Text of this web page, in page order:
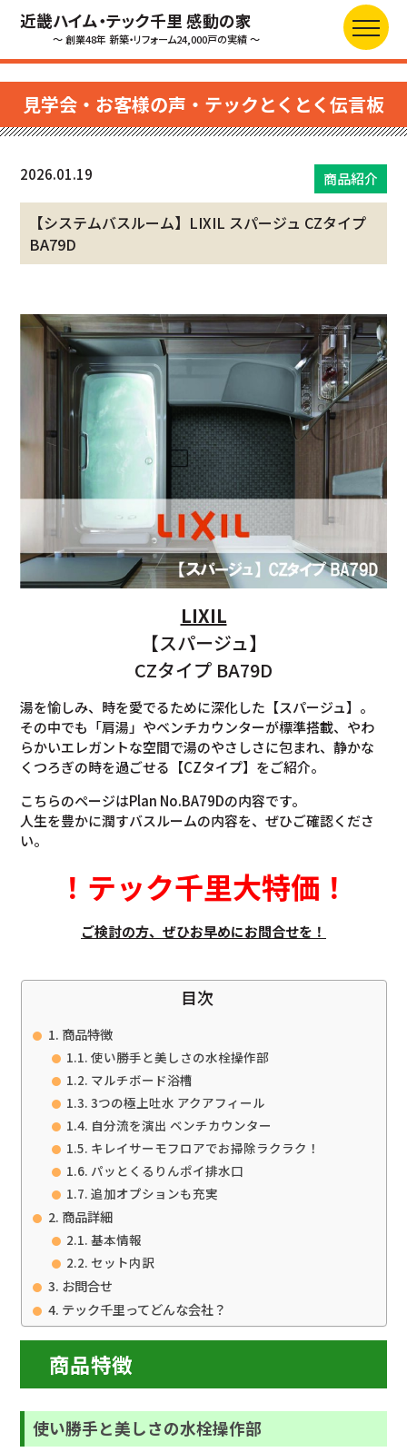
近畿ハイム・テック千里 感動の家
～ 創業48年 新築・リフォーム24,000戸の実績 ～
見学会・お客様の声・テックとくとく伝言板
2026.01.19 商品紹介
【システムバスルーム】LIXIL スパージュ CZタイプ
BA79D
LIXIL
【スパージュ】
CZタイプ BA79D
湯を愉しみ、時を愛でるために深化した【スパージュ】。
その中でも「肩湯」やベンチカウンターが標準搭載、やわ
らかいエレガントな空間で湯のやさしさに包まれ、静かな
くつろぎの時を過ごせる【CZタイプ】をご紹介。
こちらのページはPlan No.BA79Dの内容です。
人生を豊かに潤すバスルームの内容を、ぜひご確認くださ
い。
！ テック千里大特価 ！
ご検討の方、ぜひお早めにお問合せを！
目次
商品特徴
使い勝手と美しさの水栓操作部
マルチボード浴槽
3つの極上吐水 アクアフィール
自分流を演出 ベンチカウンター
キレイサーモフロアでお掃除ラクラク！
パッとくるりんポイ排水口
追加オプションも充実
商品詳細
基本情報
セット内訳
お問合せ
テック千里ってどんな会社？
商品特徴
使い勝手と美しさの水栓操作部